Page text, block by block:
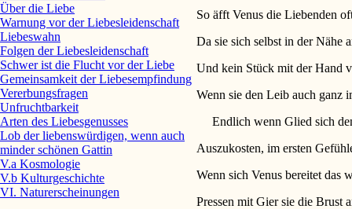
So äfft Venus die Liebenden
Da sie sich selbst in der Nähe
Und kein Stück mit der Hand
Wenn sie den Leib auch ganz
Endlich wenn Glied sich
Auszukosten, im ersten
Wenn sich Venus bereitet das
Pressen mit Gier sie die Brust
Über die Liebe
Warnung vor der Liebesleidenschaft
Liebeswahn
Folgen der Liebesleidenschaft
Schwer ist die Flucht vor der Liebe
Gemeinsamkeit der Liebesempfindung
Vererbungsfragen
Unfruchtbarkeit
Arten des Liebesgenusses
Lob der liebenswürdigen, wenn auch
minder schönen Gattin
V.a Kosmologie
V.b Kulturgeschichte
VI. Naturerscheinungen